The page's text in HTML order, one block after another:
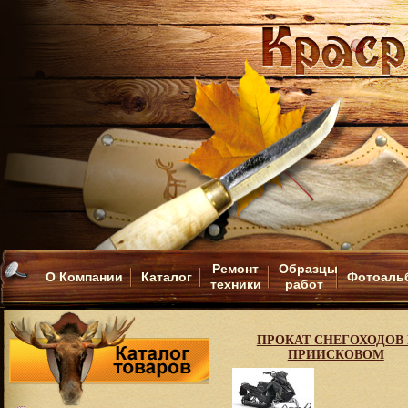
О Компании Каталог
Ремонт
техники
Образцы
работ
ПРОКАТ СНЕГОХОДОВ
ПРИИСКОВОМ